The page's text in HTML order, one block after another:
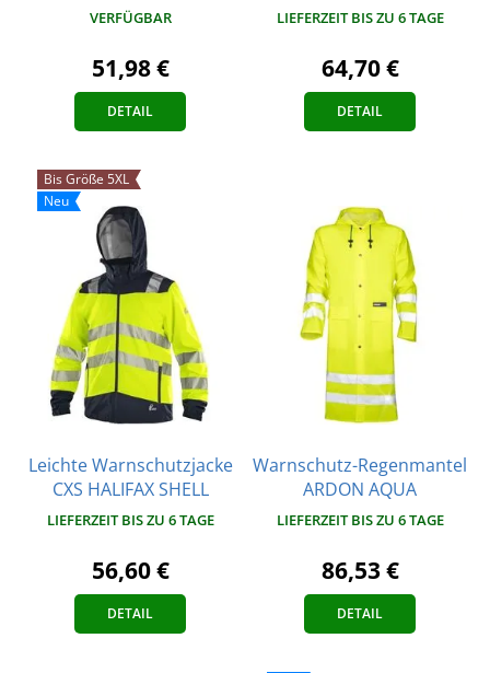
VERFÜGBAR
51,98 €
DETAIL
LIEFERZEIT BIS ZU 6 TAGE
64,70 €
DETAIL
Bis Größe 5XL
Neu
Leichte Warnschutzjacke
CXS HALIFAX SHELL
LIEFERZEIT BIS ZU 6 TAGE
56,60 €
DETAIL
Warnschutz-Regenmantel
ARDON AQUA
LIEFERZEIT BIS ZU 6 TAGE
86,53 €
DETAIL